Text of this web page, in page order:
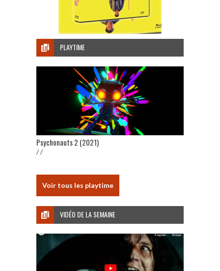
PLAYTIME
Psychonauts 2 (2021)
/ /
Voir tous les playtime
VIDÉO DE LA SEMAINE